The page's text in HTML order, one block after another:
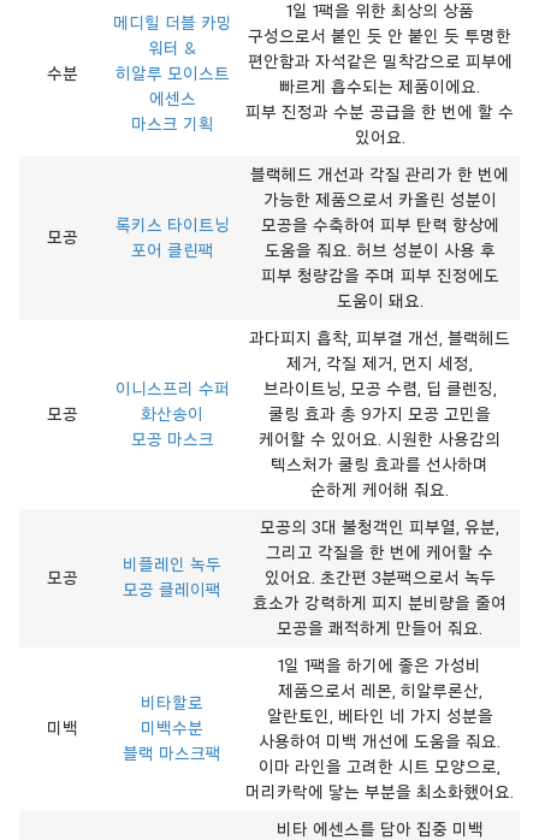
수분
메디힐 더블 카밍
워터 &
히알루 모이스트
에센스
마스크 기획
1일 1팩을 위한 최상의 상품
구성으로서 붙인 듯 안 붙인 듯 투명한
편안함과 자석같은 밀착감으로 피부에
빠르게 흡수되는 제품이에요.
피부 진정과 수분 공급을 한 번에 할 수
있어요.
모공
록키스 타이트닝
포어 클린팩
블랙헤드 개선과 각질 관리가 한 번에
가능한 제품으로서 카올린 성분이
모공을 수축하여 피부 탄력 향상에
도움을 줘요. 허브 성분이 사용 후
피부 청량감을 주며 피부 진정에도
도움이 돼요.
모공
이니스프리 수퍼
화산송이
모공 마스크
과다피지 흡착, 피부결 개선, 블랙헤드
제거, 각질 제거, 먼지 세정,
브라이트닝, 모공 수렴, 딥 클렌징,
쿨링 효과 총 9가지 모공 고민을
케어할 수 있어요. 시원한 사용감의
텍스처가 쿨링 효과를 선사하며
순하게 케어해 줘요.
모공
비플레인 녹두
모공 클레이팩
모공의 3대 불청객인 피부열, 유분,
그리고 각질을 한 번에 케어할 수
있어요. 초간편 3분팩으로서 녹두
효소가 강력하게 피지 분비량을 줄여
모공을 쾌적하게 만들어 줘요.
미백
비타할로
미백수분
블랙 마스크팩
1일 1팩을 하기에 좋은 가성비
제품으로서 레몬, 히알루론산,
알란토인, 베타인 네 가지 성분을
사용하여 미백 개선에 도움을 줘요.
이마 라인을 고려한 시트 모양으로,
머리카락에 닿는 부분을 최소화했어요.
비타 에센스를 담아 집중 미백